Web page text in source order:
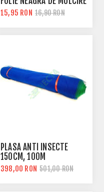
15,95 RON 16,90 RON
PLASA ANTI INSECTE
150CM, 100M
398,00 RON 501,00 RON